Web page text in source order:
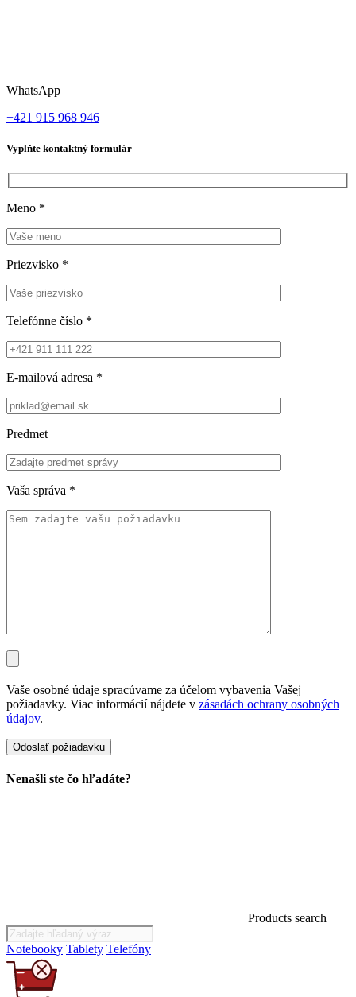
WhatsApp
+421 915 968 946
Vyplňte kontaktný formulár
Meno *
Priezvisko *
Telefónne číslo *
E-mailová adresa *
Predmet
Vaša správa *
Vaše osobné údaje spracúvame za účelom vybavenia Vašej
požiadavky. Viac informácií nájdete v zásadách ochrany osobných
údajov.
Nenašli ste čo hľadáte?
Products search
Notebooky Tablety Telefóny